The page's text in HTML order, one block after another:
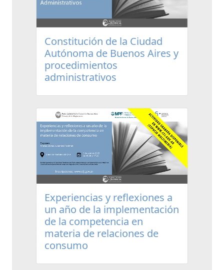
Constitución de la Ciudad
Autónoma de Buenos Aires y
procedimientos
administrativos
Experiencias y reflexiones a
un año de la implementación
de la competencia en
materia de relaciones de
consumo